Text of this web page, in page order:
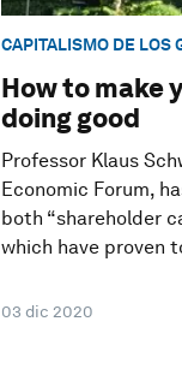
CAPITALISMO DE LOS
How to make
doing good
Professor Klaus
Economic Forum,
both “shareholder
which have proven
03 dic 2020